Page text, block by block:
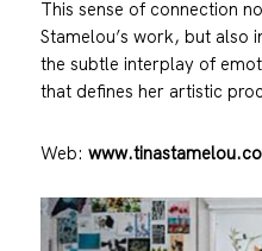
This sense of connection
Stamelou’s work, but also
the subtle interplay of
that defines her artistic
Web: